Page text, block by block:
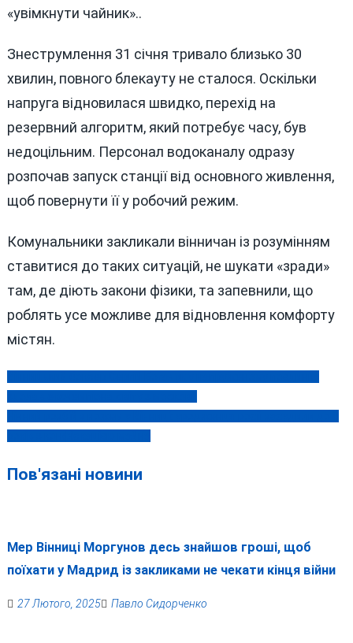
«увімкнути чайник»..
Знеструмлення 31 січня тривало близько 30
хвилин, повного блекауту не сталося. Оскільки
напруга відновилася швидко, перехід на
резервний алгоритм, який потребує часу, був
недоцільним. Персонал водоканалу одразу
розпочав запуск станції від основного живлення,
щоб повернути її у робочий режим.
Комунальники закликали вінничан із розумінням
ставитися до таких ситуацій, не шукати «зради»
там, де діють закони фізики, та запевнили, що
роблять усе можливе для відновлення комфорту
містян.
Навігація
записів
Пов'язані новини
Мер Вінниці Моргунов десь знайшов гроші, щоб
поїхати у Мадрид із закликами не чекати кінця війни
27 Лютого, 2025 Павло Сидорченко